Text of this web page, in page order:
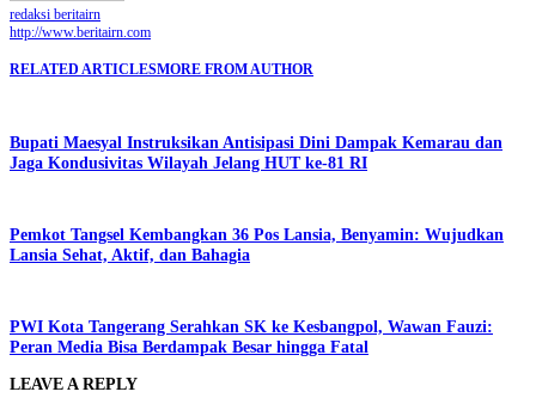
redaksi beritairn
http://www.beritairn.com
RELATED ARTICLESMORE FROM AUTHOR
Bupati Maesyal Instruksikan Antisipasi Dini Dampak Kemarau dan
Jaga Kondusivitas Wilayah Jelang HUT ke-81 RI
Pemkot Tangsel Kembangkan 36 Pos Lansia, Benyamin: Wujudkan
Lansia Sehat, Aktif, dan Bahagia
PWI Kota Tangerang Serahkan SK ke Kesbangpol, Wawan Fauzi:
Peran Media Bisa Berdampak Besar hingga Fatal
LEAVE A REPLY